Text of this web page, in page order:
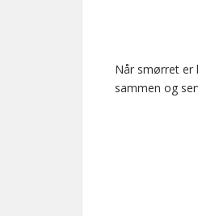
Når smørret er
sammen og